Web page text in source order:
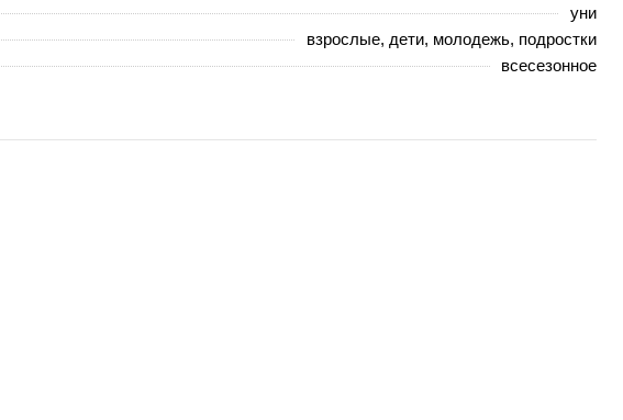
уни
взрослые, дети, молодежь, подростки
всесезонное